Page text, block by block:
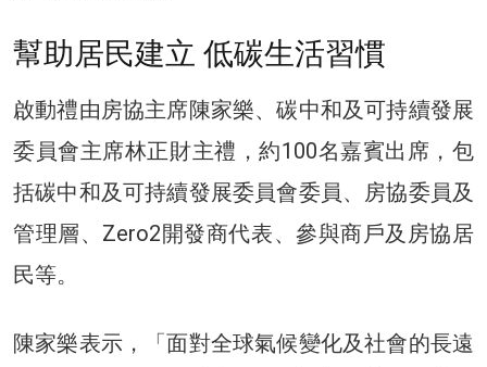
幫助居民建立 低碳生活習慣
啟動禮由房協主席陳家樂、碳中和及可持續發展
委員會主席林正財主禮，約100名嘉賓出席，包
括碳中和及可持續發展委員會委員、房協委員及
管理層、Zero2開發商代表、參與商戶及房協居
民等。
陳家樂表示，「面對全球氣候變化及社會的長遠